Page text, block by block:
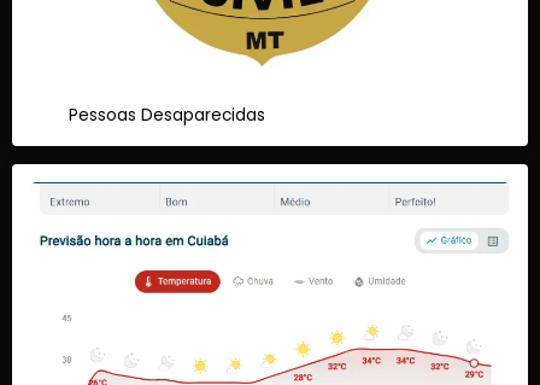
Pessoas Desaparecidas